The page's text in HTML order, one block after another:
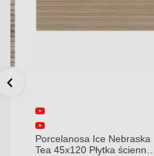
Porcelanosa Ice Nebraska
Tea 45x120 Płytka ścienna